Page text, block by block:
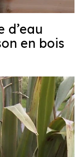
d’eau
en bois